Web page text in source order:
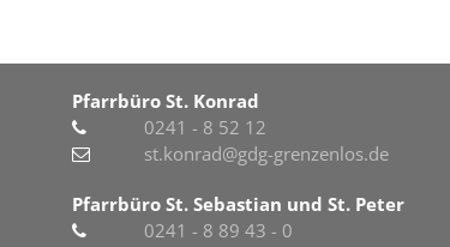
Pfarrbüro St. Konrad
0241 - 8 52 12
st.konrad@gdg-grenzenlos.de
Pfarrbüro St. Sebastian und St. Peter
0241 - 8 89 43 - 0